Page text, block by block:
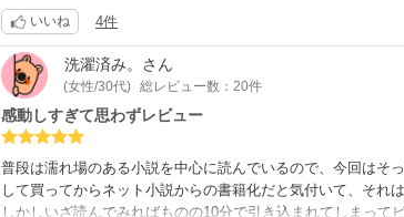
父親は皇太子を怒りまくってたので、感動のハッピーエンド
けてもいいかわからんし、大事な娘がとられるといった感情
は面白いし、王子の一途な変わらない心と二人のハッピーエ
いいね 4件
洗濯済み。 さん
(女性/30代) 総レビュー数：20件
感動しすぎて思わずレビュー
普段は濡れ場のある小説を中心に読んでいるので、今回はそ
して買ってからネット小説からの書籍化だと気付いて、それ
しかしいざ読んでみればものの10分で引き込まれてしまって